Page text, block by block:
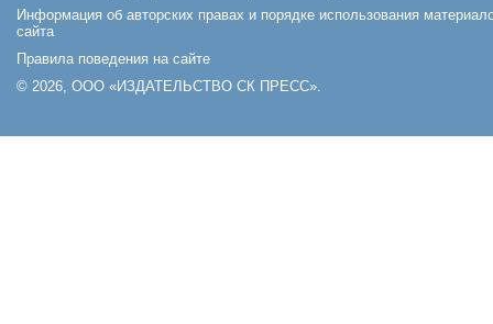
Информация об авторских правах и порядке использования
сайта
Правила поведения на сайте
© 2026, ООО «ИЗДАТЕЛЬСТВО СК ПРЕСС».